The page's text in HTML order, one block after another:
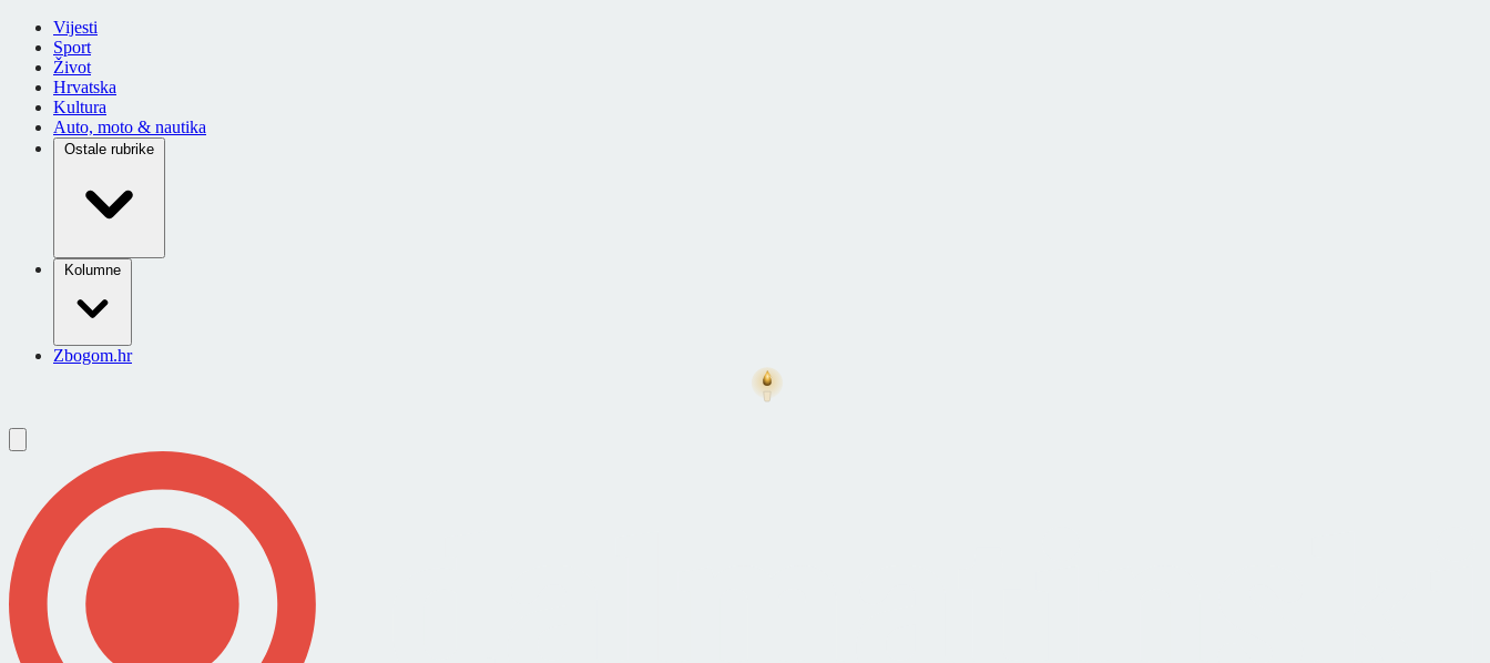
Vijesti
Sport
Život
Hrvatska
Kultura
Auto, moto & nautika
Ostale rubrike
Kolumne
Zbogom.hr